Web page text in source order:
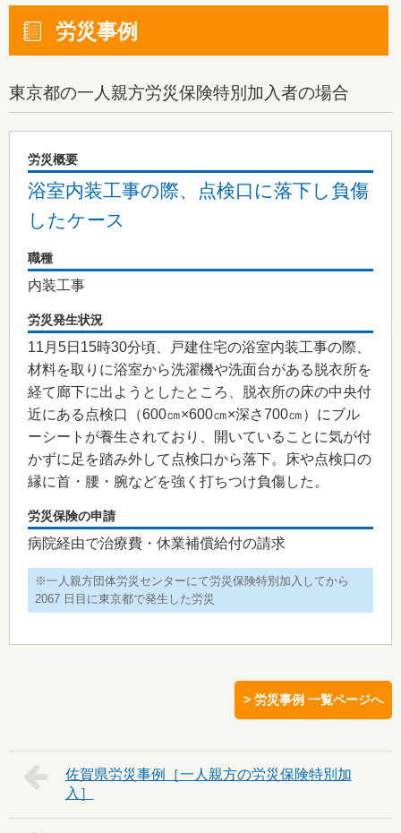
労災事例
東京都の一人親方労災保険特別加入者の場合
労災概要
浴室内装工事の際、点検口に落下し負傷
したケース
職種
内装工事
労災発生状況
11月5日15時30分頃、戸建住宅の浴室内装工事の際、
材料を取りに浴室から洗濯機や洗面台がある脱衣所を
経て廊下に出ようとしたところ、脱衣所の床の中央付
近にある点検口（600㎝×600㎝×深さ700㎝）にブル
ーシートが養生されており、開いていることに気が付
かずに足を踏み外して点検口から落下。床や点検口の
縁に首・腰・腕などを強く打ちつけ負傷した。
労災保険の申請
病院経由で治療費・休業補償給付の請求
※一人親方団体労災センターにて労災保険特別加入してから
2067 日目に東京都で発生した労災
> 労災事例 一覧ページへ
佐賀県